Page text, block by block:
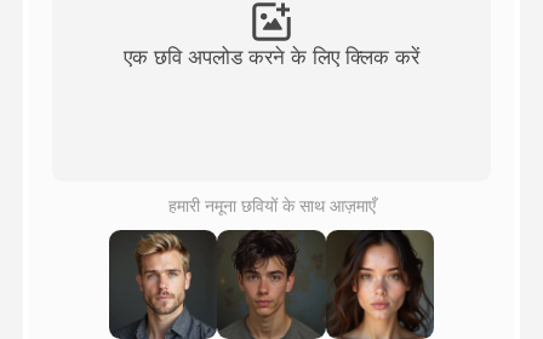
सभी टेम्पलेट देखें
एक छवि अपलोड करने के लिए क्लिक करें
हमारी नमूना छवियों के साथ आज़माएँ